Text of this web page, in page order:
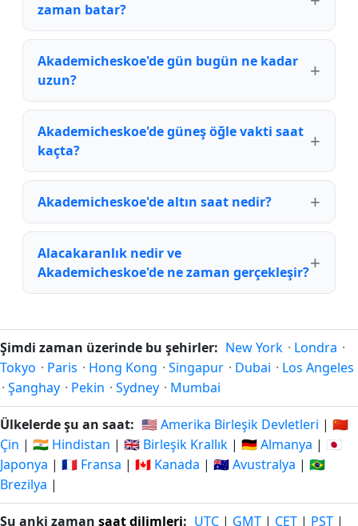
zaman batar?
Akademicheskoe'de gün bugün ne kadar
uzun?
Akademicheskoe'de güneş öğle vakti saat
kaçta?
Akademicheskoe'de altın saat nedir?
Alacakaranlık nedir ve
Akademicheskoe'de ne zaman gerçekleşir?
Şimdi zaman üzerinde bu şehirler: New York · Londra ·
Tokyo · Paris · Hong Kong · Singapur · Dubai · Los Angeles
· Şanghay · Pekin · Sydney · Mumbai
Ülkelerde şu an saat: 🇺🇸 Amerika Birleşik Devletleri | 🇨🇳
Çin | 🇮🇳 Hindistan | 🇬🇧 Birleşik Krallık | 🇩🇪 Almanya | 🇯🇵
Japonya | 🇫🇷 Fransa | 🇨🇦 Kanada | 🇦🇺 Avustralya | 🇧🇷
Brezilya |
Şu anki zaman saat dilimleri: UTC | GMT | CET | PST |